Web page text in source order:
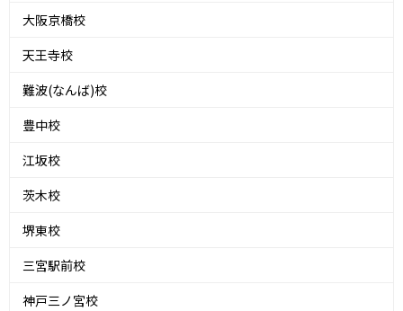
大阪京橋校
天王寺校
難波(なんば)校
豊中校
江坂校
茨木校
堺東校
三宮駅前校
神戸三ノ宮校